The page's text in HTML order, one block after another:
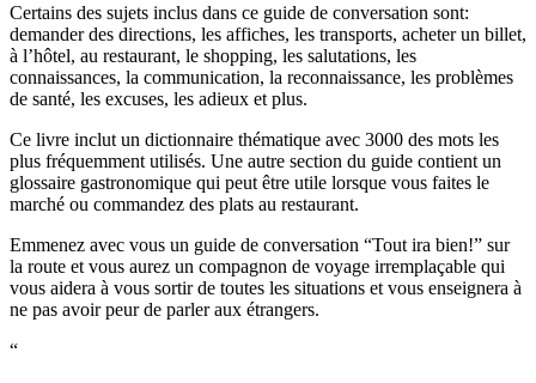
Certains des sujets inclus dans ce guide de conversation sont:
demander des directions, les affiches, les transports, acheter un billet,
à l’hôtel, au restaurant, le shopping, les salutations, les
connaissances, la communication, la reconnaissance, les problèmes
de santé, les excuses, les adieux et plus.
Ce livre inclut un dictionnaire thématique avec 3000 des mots les
plus fréquemment utilisés. Une autre section du guide contient un
glossaire gastronomique qui peut être utile lorsque vous faites le
marché ou commandez des plats au restaurant.
Emmenez avec vous un guide de conversation “Tout ira bien!” sur
la route et vous aurez un compagnon de voyage irremplaçable qui
vous aidera à vous sortir de toutes les situations et vous enseignera à
ne pas avoir peur de parler aux étrangers.
“